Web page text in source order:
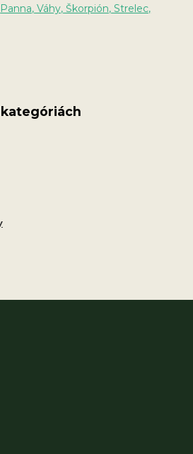
Panna, Váhy, Škorpión, Strelec,
kategóriách